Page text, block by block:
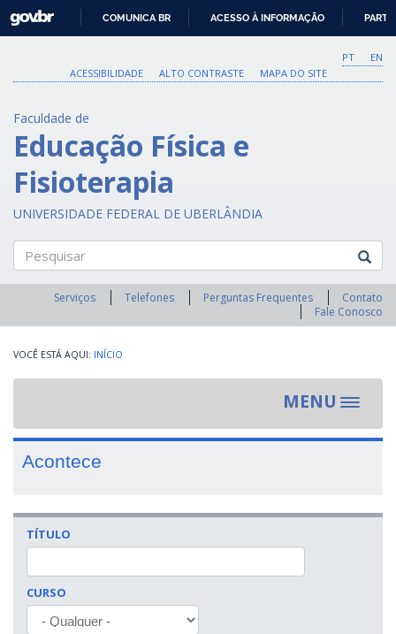
O
CONTEÚDO
GOVBR
COMUNICA BR ACESSO À INFORMAÇÃO
PT
EN
ACESSIBILIDADE
ALTO CONTRASTE MAPA DO SITE
Faculdade de
Educação Física e
Fisioterapia
UNIVERSIDADE FEDERAL DE UBERLÂNDIA
Pesquisar
Serviços Telefones Perguntas Frequentes
Contato
Fale Conosco
INÍCIO
MENU
Toggle
Acontece
TÍTULO
CURSO